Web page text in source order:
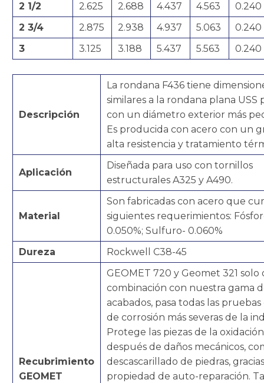
2 1/2
2.625 2.688 4.437 4.563
0.240
2 3/4
2.875 2.938 4.937 5.063
0.240
3
3.125 3.188 5.437 5.563 0.240
Descripción
La rondana F436 tiene
similares a la rondana plana USS
con un diámetro exterior más
Es producida con acero con un
alta resistencia y tratamiento
Aplicación
Diseñada para uso con tornillos
estructurales A325 y A490.
Material
Son fabricadas con acero que
siguientes requerimientos:
0.050%; Sulfuro- 0.060%
Dureza
Rockwell C38-45
Recubrimiento
GEOMET
GEOMET 720 y Geomet 321 solo
combinación con nuestra gama
acabados, pasa todas las pruebas
de corrosión más severas de la
Protege las piezas de la
después de daños mecánicos,
descascarillado de piedras,
propiedad de auto-reparación.